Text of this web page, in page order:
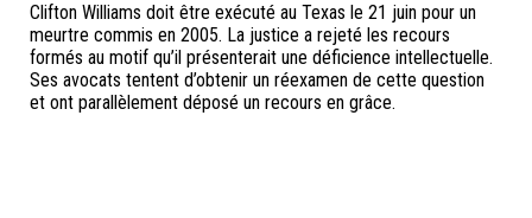
Clifton Williams doit être exécuté au Texas le 21 juin pour un
meurtre commis en 2005. La justice a rejeté les recours
formés au motif qu’il présenterait une déficience intellectuelle.
Ses avocats tentent d’obtenir un réexamen de cette question
et ont parallèlement déposé un recours en grâce.